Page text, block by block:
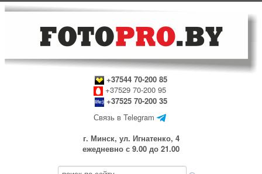
+37544 70-200 85
+37529 70-200 95
+37525 70-200 35
Связь в Telegram
г. Минск, ул. Игнатенко, 4
ежедневно с 9.00 до 21.00